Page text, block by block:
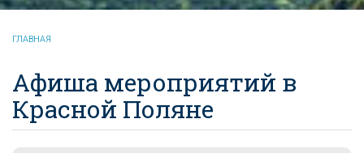
ГЛАВНАЯ
Афиша мероприятий в
Красной Поляне